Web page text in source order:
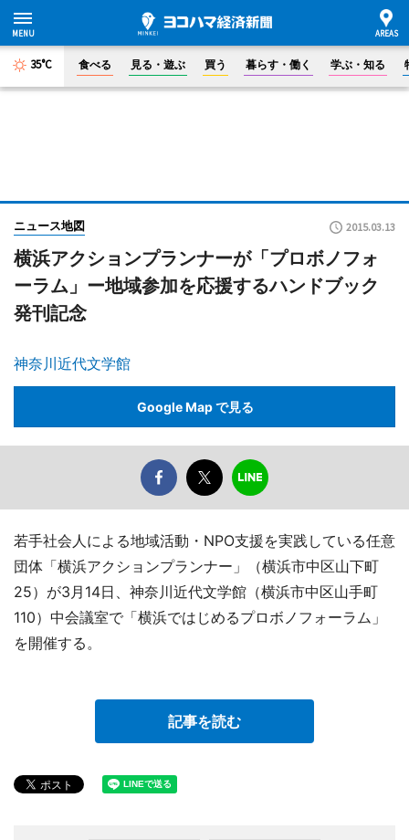
35°C 食べる 見る・遊ぶ 買う 暮らす・働く 学ぶ・知る
ニュース地図 2015.03.13
横浜アクションプランナーが「プロボノフォ
ーラム」ー地域参加を応援するハンドブック
発刊記念
神奈川近代文学館
Google Map で見る
若手社会人による地域活動・NPO支援を実践している任意
団体「横浜アクションプランナー」（横浜市中区山下町
25）が3月14日、神奈川近代文学館（横浜市中区山手町
110）中会議室で「横浜ではじめるプロボノフォーラム」
を開催する。
記事を読む